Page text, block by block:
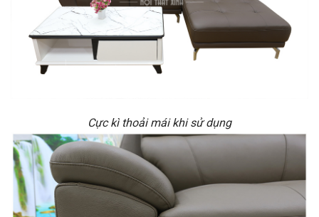
Cực kì thoải mái khi sử dụng